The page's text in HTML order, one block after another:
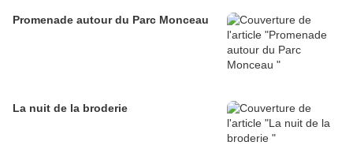
Promenade autour du Parc Monceau
La nuit de la broderie